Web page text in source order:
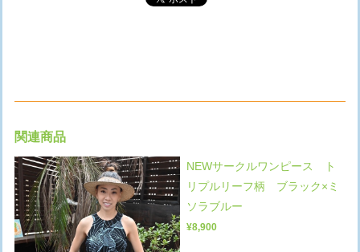
関連商品
NEWサークルワンピース ト
リプルリーフ柄 ブラック×ミ
ソラブルー
¥8,900